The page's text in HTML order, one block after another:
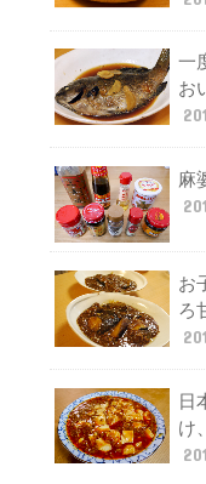
一
お
麻
お
ろ
日
け